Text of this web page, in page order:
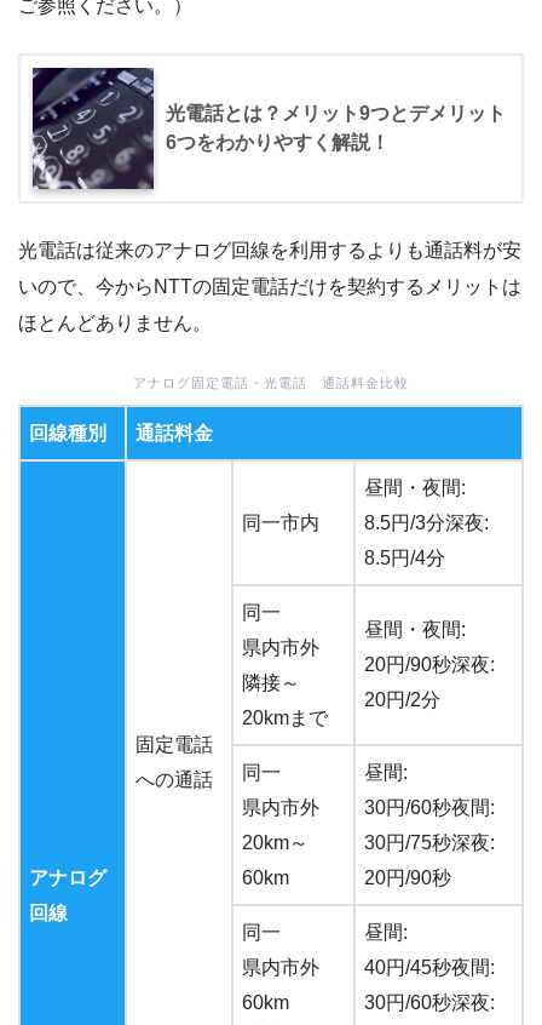
ご参照ください。）
光電話とは？メリット9つとデメリット
6つをわかりやすく解説！
光電話は従来のアナログ回線を利用するよりも通話料が安
いので、今からNTTの固定電話だけを契約するメリットは
ほとんどありません。
アナログ固定電話・光電話 通話料金比較
回線種別 通話料金
アナログ
回線
固定電話
への通話
同一市内
昼間・夜間:
8.5円/3分深夜:
8.5円/4分
同一
県内市外
隣接～
20kmまで
昼間・夜間:
20円/90秒深夜:
20円/2分
同一
県内市外
20km～
60km
昼間:
30円/60秒夜間:
30円/75秒深夜:
20円/90秒
同一
県内市外
60km
昼間:
40円/45秒夜間:
30円/60秒深夜: